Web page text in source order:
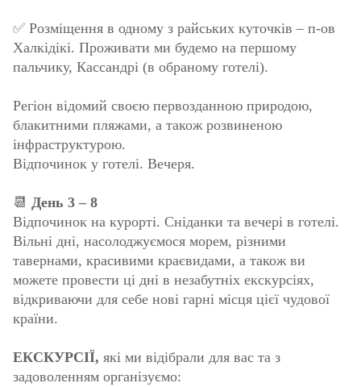
✅ Розміщення в одному з райських куточків – п-ов
Халкідікі. Проживати ми будемо на першому
пальчику, Кассандрі (в обраному готелі).
Регіон відомий своєю первозданною природою,
блакитними пляжами, а також розвиненою
інфраструктурою.
Відпочинок у готелі. Вечеря.
📆 День 3 – 8
Відпочинок на курорті. Сніданки та вечері в готелі.
Вільні дні, насолоджуємося морем, різними
тавернами, красивими краєвидами, а також ви
можете провести ці дні в незабутніх екскурсіях,
відкриваючи для себе нові гарні місця цієї чудової
країни.
ЕКСКУРСІЇ, які ми відібрали для вас та з
задоволенням організуємо: